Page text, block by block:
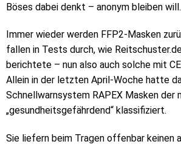
Böses dabei denkt – anonym bleiben will.
Immer wieder werden FFP2-Masken
fallen in Tests durch, wie
berichtete – nun also auch solche mit
Allein in der letzten April-Woche hatte
Schnellwarnsystem RAPEX Masken der
„gesundheitsgefährdend“ klassifiziert.
Sie liefern beim Tragen offenbar keinen